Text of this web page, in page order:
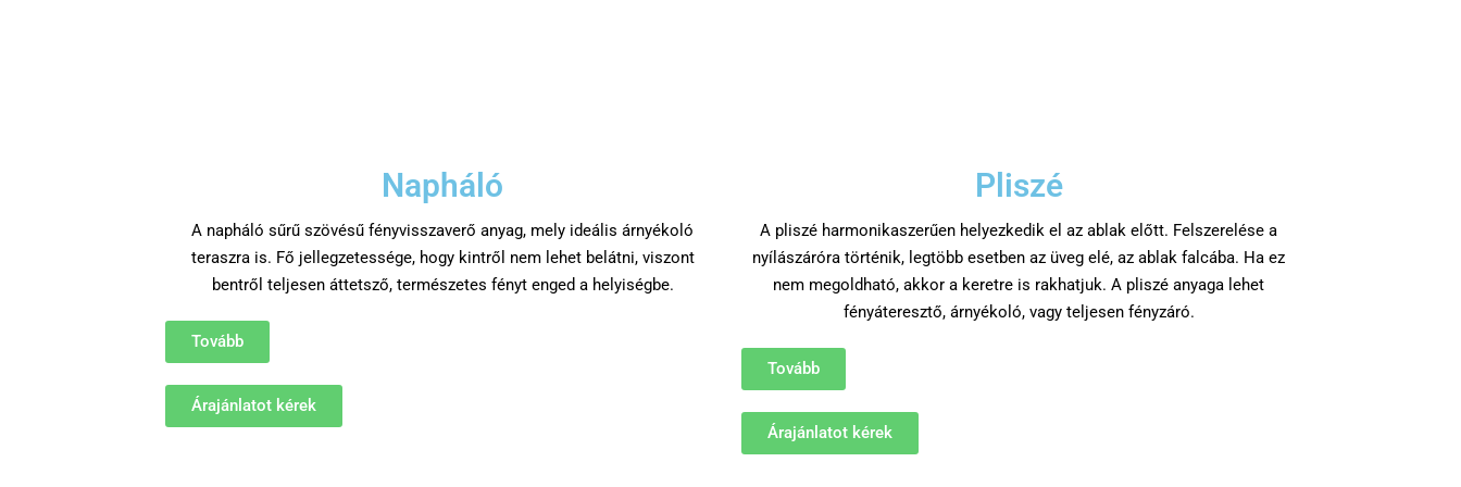
Napháló
A napháló sűrű szövésű fényvisszaverő anyag, mely ideális árnyékoló
teraszra is. Fő jellegzetessége, hogy kintről nem lehet belátni, viszont
bentről teljesen áttetsző, természetes fényt enged a helyiségbe.
Tovább
Árajánlatot kérek
Pliszé
A pliszé harmonikaszerűen helyezkedik el az ablak előtt. Felszerelése a
nyílászáróra történik, legtöbb esetben az üveg elé, az ablak falcába. Ha ez
nem megoldható, akkor a keretre is rakhatjuk. A pliszé anyaga lehet
fényáteresztő, árnyékoló, vagy teljesen fényzáró.
Tovább
Árajánlatot kérek